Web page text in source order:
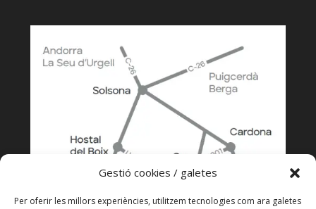
Gestió cookies / galetes
Per oferir les millors experiències, utilitzem tecnologies com ara galetes